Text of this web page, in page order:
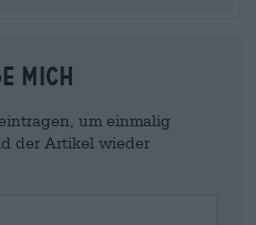
mich
um einmalig
der Artikel wieder